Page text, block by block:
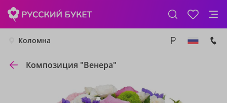
Коломна
Композиция "Венера"